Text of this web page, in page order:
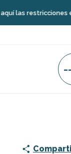
en la isla de